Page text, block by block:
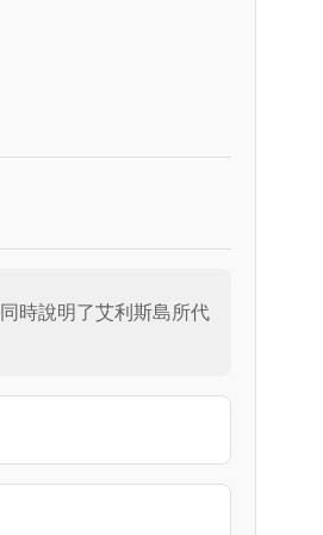
時說明了艾利斯島所代